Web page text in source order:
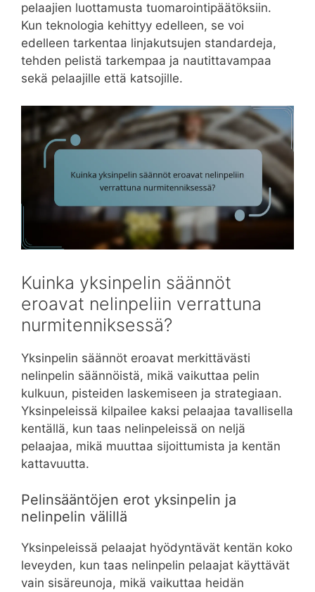
pelaajien luottamusta tuomarointipäätöksiin.
Kun teknologia kehittyy edelleen, se voi
edelleen tarkentaa linjakutsujen standardeja,
tehden pelistä tarkempaa ja nautittavampaa
sekä pelaajille että katsojille.
Kuinka yksinpelin säännöt
eroavat nelinpeliin verrattuna
nurmitenniksessä?
Yksinpelin säännöt eroavat merkittävästi
nelinpelin säännöistä, mikä vaikuttaa pelin
kulkuun, pisteiden laskemiseen ja strategiaan.
Yksinpeleissä kilpailee kaksi pelaajaa tavallisella
kentällä, kun taas nelinpeleissä on neljä
pelaajaa, mikä muuttaa sijoittumista ja kentän
kattavuutta.
Pelinsääntöjen erot yksinpelin ja
nelinpelin välillä
Yksinpeleissä pelaajat hyödyntävät kentän koko
leveyden, kun taas nelinpelin pelaajat käyttävät
vain sisäreunoja, mikä vaikuttaa heidän